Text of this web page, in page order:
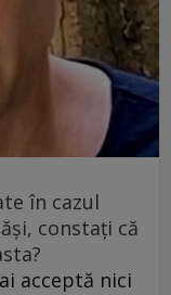
în cazul
constați că
acceptă nici